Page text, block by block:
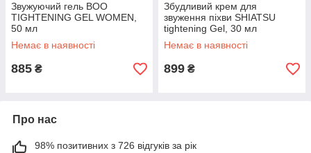
Звужуючий гель BOO
TIGHTENING GEL WOMEN,
50 мл
Немає в наявності
885 ₴
Збудливий крем для
звуження піхви SHIATSU
tightening Gel, 30 мл
Немає в наявності
899 ₴
Про нас
98% позитивних з 726 відгуків за рік